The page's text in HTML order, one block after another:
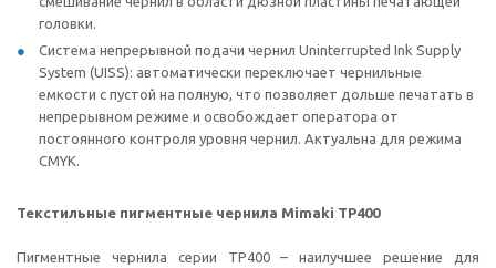
головки.
Система непрерывной подачи чернил Uninterrupted Ink Supply
System (UISS): автоматически переключает чернильные
емкости с пустой на полную, что позволяет дольше печатать в
непрерывном режиме и освобождает оператора от
постоянного контроля уровня чернил. Актуальна для режима
CMYK.
Текстильные пигментные чернила Mimaki TP400
Пигментные чернила серии TP400 – наилучшее решение для